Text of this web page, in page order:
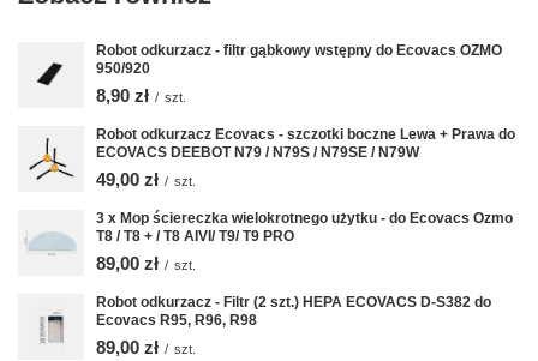
Robot odkurzacz - filtr gąbkowy wstępny do Ecovacs OZMO
950/920
8,90 zł / szt.
Robot odkurzacz Ecovacs - szczotki boczne Lewa + Prawa do
ECOVACS DEEBOT N79 / N79S / N79SE / N79W
49,00 zł / szt.
3 x Mop ściereczka wielokrotnego użytku - do Ecovacs Ozmo
T8 / T8 + / T8 AIVI/ T9/ T9 PRO
89,00 zł / szt.
Robot odkurzacz - Filtr (2 szt.) HEPA ECOVACS D-S382 do
Ecovacs R95, R96, R98
89,00 zł / szt.